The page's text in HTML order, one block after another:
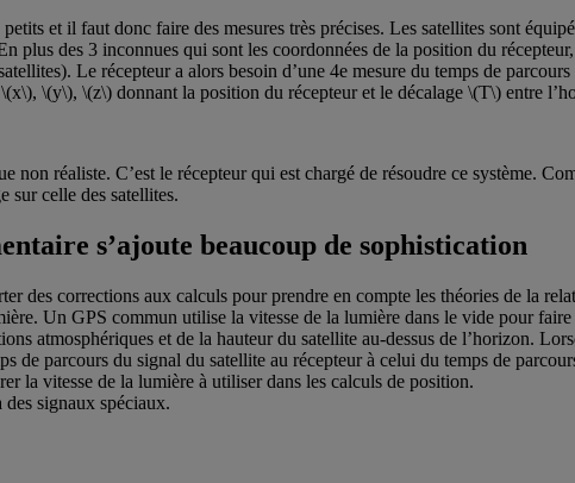
et il faut donc faire des mesures très précises. Les satellites sont
plus des 3 inconnues qui sont les coordonnées de la position du
Le récepteur a alors besoin d’une 4e mesure du temps de
\(y\), \(z\) donnant la position du récepteur et le décalage \(T\) entre
non réaliste. C’est le récepteur qui est chargé de résoudre ce système.
sur celle des satellites.
s’ajoute beaucoup de sophistication
des corrections aux calculs pour prendre en compte les théories de la
Un GPS commun utilise la vitesse de la lumière dans le vide pour
atmosphériques et de la hauteur du satellite au-dessus de l’horizon.
de parcours du signal du satellite au récepteur à celui du temps de
la vitesse de la lumière à utiliser dans les calculs de position.
signaux spéciaux.